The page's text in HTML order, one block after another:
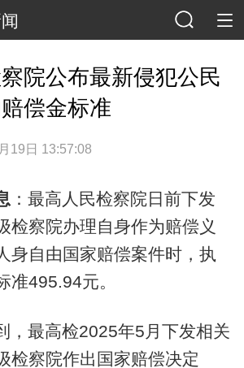
院公布最新侵犯公民
偿金标准
19日 13:57:08
：最高人民检察院日前下发
检察院办理自身作为赔偿义
身自由国家赔偿案件时，执
准495.94元。
，最高检2025年5月下发相关
检察院作出国家赔偿决定